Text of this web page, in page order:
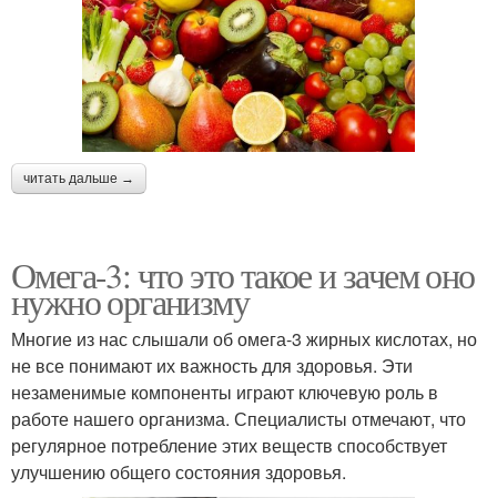
читать дальше →
Омега-3: что это такое и зачем оно
нужно организму
Многие из нас слышали об омега-3 жирных кислотах, но
не все понимают их важность для здоровья. Эти
незаменимые компоненты играют ключевую роль в
работе нашего организма. Специалисты отмечают, что
регулярное потребление этих веществ способствует
улучшению общего состояния здоровья.